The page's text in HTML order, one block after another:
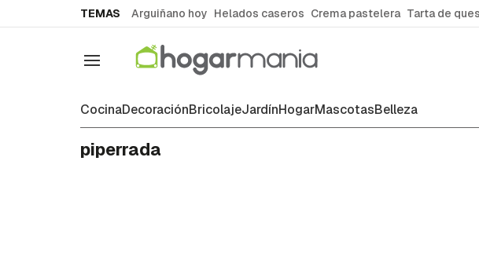
TEMAS Arguiñano hoy Helados caseros Crema pastelera Tarta de
Navegación
CocinaDecoraciónBricolajeJardínHogarMascotasBelleza
piperrada